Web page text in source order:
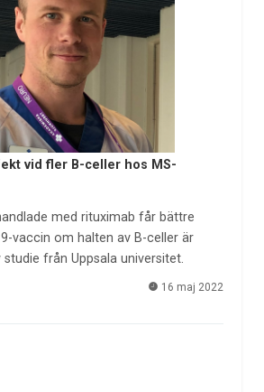
vid fler B-celler hos MS-
med rituximab får bättre
vaccin om halten av B-celler är
studie från Uppsala universitet.
16 maj 2022